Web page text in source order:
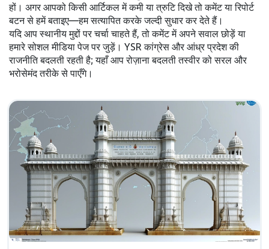
हों। अगर आपको किसी आर्टिकल में कमी या त्रुटि दिखे तो कमेंट या रिपोर्ट
बटन से हमें बताइए—हम सत्यापित करके जल्दी सुधार कर देते हैं।
यदि आप स्थानीय मुद्दों पर चर्चा चाहते हैं, तो कमेंट में अपने सवाल छोड़ें या
हमारे सोशल मीडिया पेज पर जुड़ें। YSR कांग्रेस और आंध्र प्रदेश की
राजनीति बदलती रहती है; यहाँ आप रोज़ाना बदलती तस्वीर को सरल और
भरोसेमंद तरीके से पाएँगे।